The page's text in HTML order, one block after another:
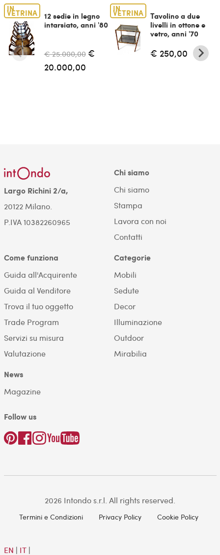
IN
VETRINA
12 sedie in legno
intarsiato, anni '80
€ 25.000,00 €
20.000,00
IN
VETRINA
Tavolino a due
livelli in ottone e
vetro, anni '70
€ 250,00
Largo Richini 2/a,
20122 Milano.
P.IVA 10382260965
Chi siamo
Chi siamo
Stampa
Lavora con noi
Contatti
Come funziona
Guida all'Acquirente
Guida al Venditore
Trova il tuo oggetto
Trade Program
Servizi su misura
Valutazione
Categorie
Mobili
Sedute
Decor
Illuminazione
Outdoor
Mirabilia
News
Magazine
Follow us
2026 Intondo s.r.l. All rights reserved.
Termini e Condizioni Privacy Policy Cookie Policy
EN | IT|